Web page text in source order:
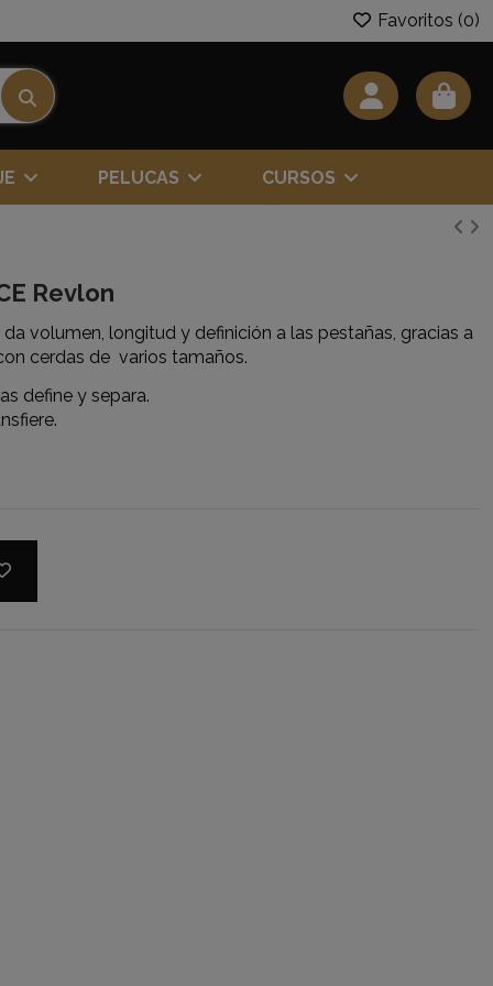
Favoritos (0)
PELUCAS CURSOS
Revlon
volumen, longitud y definición a las pestañas, gracias a
cerdas de varios tamaños.
define y separa.